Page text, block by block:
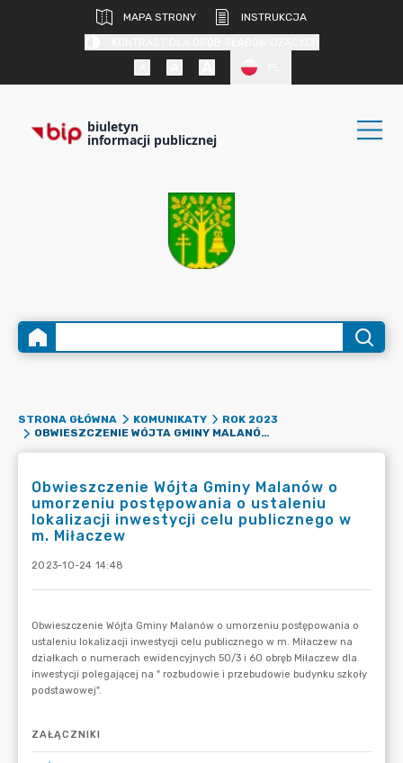
MAPA STRONY
INSTRUKCJA
biuletyn
informacji publicznej
STRONA GŁÓWNA KOMUNIKATY
ROK 2023
OBWIESZCZENIE WÓJTA GMINY MALANÓW O UMORZENIU POSTĘPOWANIA O USTALENIU LOKALIZACJI INWESTYCJI CELU PUBLICZNEGO W M. MIŁACZEW
Obwieszczenie Wójta Gminy Malanów o
umorzeniu postępowania o ustaleniu
lokalizacji inwestycji celu publicznego w
m. Miłaczew
2023-10-24 14:48
ZAŁĄCZNIKI